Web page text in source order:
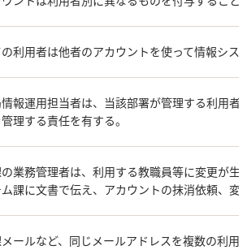
利用者は他者のアカウントを使って情報シス
報運用担当者は、当該部署が管理する利用
管理する責任を有する。
業務管理者は、利用する教職員等に変更が
ム課に文書で伝え、アカウントの抹消依頼、
ールなど、同じメールアドレスを複数の利